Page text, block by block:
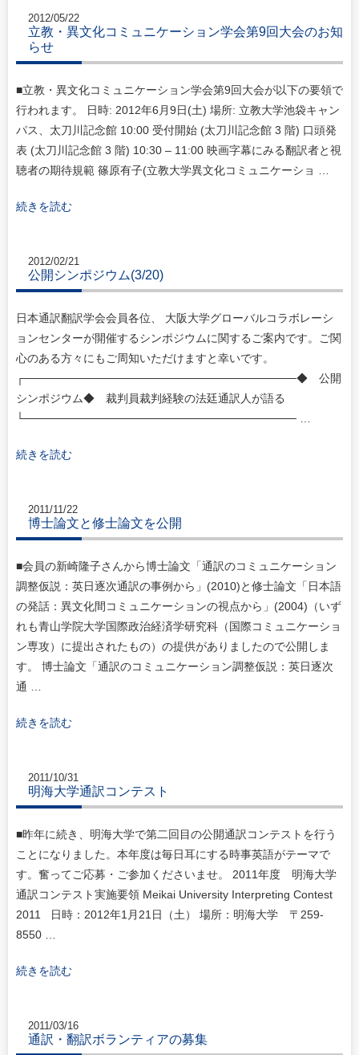
2012/05/22
立教・異文化コミュニケーション学会第9回大会のお知
らせ
■立教・異文化コミュニケーション学会第9回大会が以下の要領で
行われます。 日時: 2012年6月9日(土) 場所: 立教大学池袋キャン
パス、太刀川記念館 10:00 受付開始 (太刀川記念館 3 階) 口頭発
表 (太刀川記念館 3 階) 10:30 – 11:00 映画字幕にみる翻訳者と視
聴者の期待規範 篠原有子(立教大学異文化コミュニケーショ …
続きを読む
2012/02/21
公開シンポジウム(3/20)
日本通訳翻訳学会会員各位、 大阪大学グローバルコラボレーシ
ョンセンターが開催するシンポジウムに関するご案内です。ご関
心のある方々にもご周知いただけますと幸いです。
┌──────────────────────────────────◆ 公開
シンポジウム◆ 裁判員裁判経験の法廷通訳人が語る
└────────────────────────────────── …
続きを読む
2011/11/22
博士論文と修士論文を公開
■会員の新崎隆子さんから博士論文「通訳のコミュニケーション
調整仮説：英日逐次通訳の事例から」(2010)と修士論文「日本語
の発話：異文化間コミュニケーションの視点から」(2004)（いず
れも青山学院大学国際政治経済学研究科（国際コミュニケーショ
ン専攻）に提出されたもの）の提供がありましたので公開しま
す。 博士論文「通訳のコミュニケーション調整仮説：英日逐次
通 …
続きを読む
2011/10/31
明海大学通訳コンテスト
■昨年に続き、明海大学で第二回目の公開通訳コンテストを行う
ことになりました。本年度は毎日耳にする時事英語がテーマで
す。奮ってご応募・ご参加くださいませ。 2011年度 明海大学
通訳コンテスト実施要領 Meikai University Interpreting Contest
2011 日時：2012年1月21日（土） 場所：明海大学 〒259-
8550 …
続きを読む
2011/03/16
通訳・翻訳ボランティアの募集